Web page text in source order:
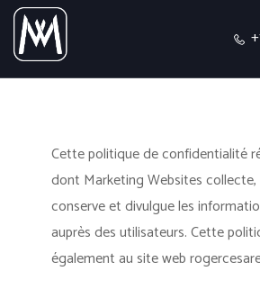
Cette politique de confidentialité
dont Marketing Websites collecte,
conserve et divulgue les
auprès des utilisateurs.Cette
également au site web